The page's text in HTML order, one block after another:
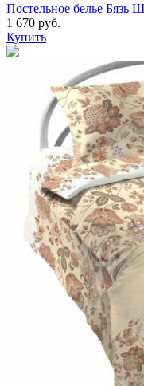
Постельное белье Бязь
1 670 руб.
Купить